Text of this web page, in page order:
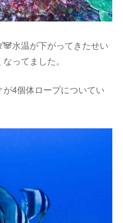
水温が下がってきたせい
ってました。
4個体ロープについてい